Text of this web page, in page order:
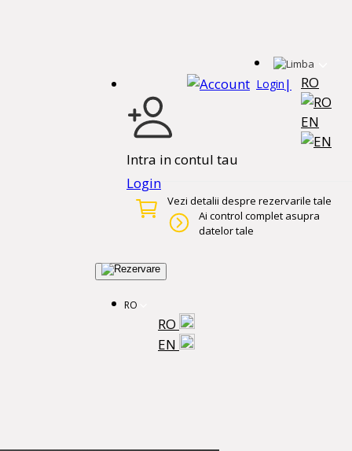
RO
EN
Login |
Intra in contul tau
Login
Vezi detalii despre rezervarile tale
Ai control complet asupra
datelor tale
RO
RO
EN